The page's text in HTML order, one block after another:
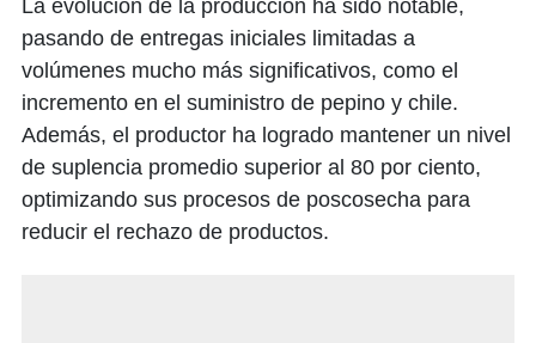
La evolución de la producción ha sido notable,
pasando de entregas iniciales limitadas a
volúmenes mucho más significativos, como el
incremento en el suministro de pepino y chile.
Además, el productor ha logrado mantener un nivel
de suplencia promedio superior al 80 por ciento,
optimizando sus procesos de poscosecha para
reducir el rechazo de productos.